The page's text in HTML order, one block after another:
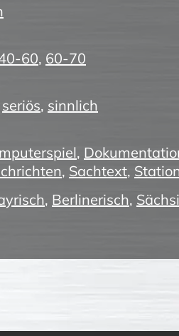
60, 60-70
seriös, sinnlich
,
, Sachtext,
, Berlinerisch,